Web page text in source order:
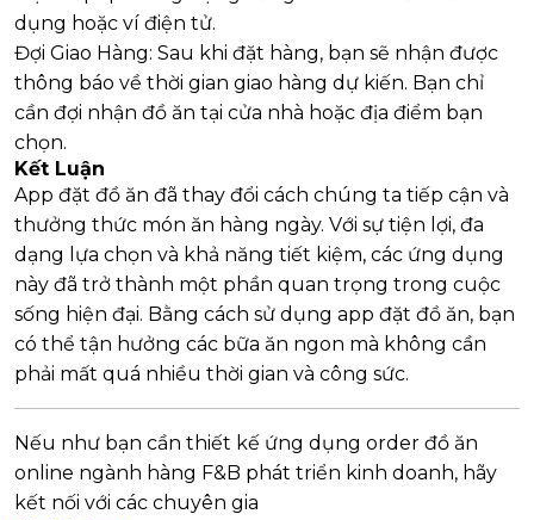
dụng hoặc ví điện tử.
Đợi Giao Hàng: Sau khi đặt hàng, bạn sẽ nhận được
thông báo về thời gian giao hàng dự kiến. Bạn chỉ
cần đợi nhận đồ ăn tại cửa nhà hoặc địa điểm bạn
chọn.
Kết Luận
App đặt đồ ăn đã thay đổi cách chúng ta tiếp cận và
thưởng thức món ăn hàng ngày. Với sự tiện lợi, đa
dạng lựa chọn và khả năng tiết kiệm, các ứng dụng
này đã trở thành một phần quan trọng trong cuộc
sống hiện đại. Bằng cách sử dụng app đặt đồ ăn, bạn
có thể tận hưởng các bữa ăn ngon mà không cần
phải mất quá nhiều thời gian và công sức.
Nếu như bạn cần thiết kế ứng dụng order đồ ăn
online ngành hàng F&B phát triển kinh doanh, hãy
kết nối với các chuyên gia